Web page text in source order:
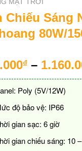
MẶT TRỜI
Chiếu Sáng
80W/
₫–
Poly (5V/12W)
độ bảo vệ: IP66
gian sạc: 6 giờ
gian chiếu sáng: 10